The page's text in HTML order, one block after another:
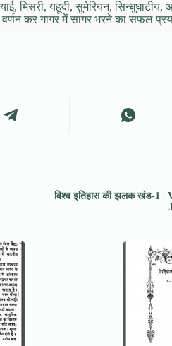
मिसरी, यहूदी, सुमेरियन, सिन्धुघाटीय,
कर गागर में सागर भरने का सफल
विश्व इतिहास की झलक खंड-1 |